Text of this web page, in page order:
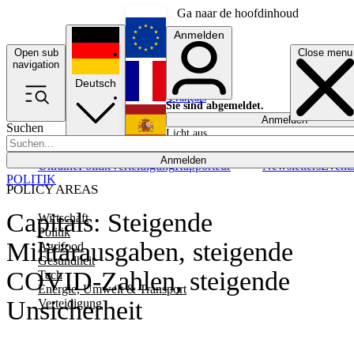
Ga naar de hoofdinhoud
Open sub
navigation
Close menu
Suchen
Anmelden
POLICY AREAS
Wirtschaft
Politik
Agrifood
Gesundheit
Tech
Energie, Umwelt & Transport
Verteidigung
UkrainePolitikVerteidigungRapporteur NewslettersEvents
Deutsch
English
Français
Anmelden
Sie sind abgemeldet.
Anmelden
Licht aus
Capitals: Steigende
Militärausgaben, steigende
COVID-Zahlen, steigende
Unsicherheit
POLITIK